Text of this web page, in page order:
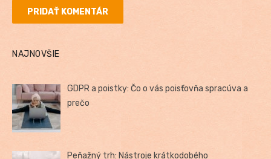
NAJNOVŠIE
GDPR a poistky: Čo o vás poisťovňa spracúva a
prečo
Peňažný trh: Nástroje krátkodobého